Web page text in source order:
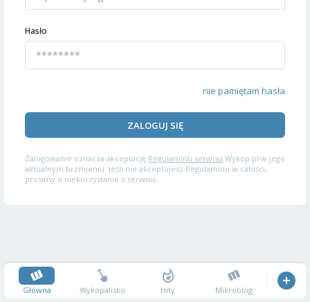
Hasło
nie pamiętam hasła
ZALOGUJ SIĘ
Zalogowanie oznacza akceptację Regulaminu serwisu Wykop.pl w jego
aktualnym brzmieniu. Jeśli nie akceptujesz Regulaminu w całości,
prosimy o niekorzystanie z serwisu.
Główna Wykopalisko Hity Mikroblog